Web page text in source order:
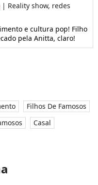
| Reality show, redes
e cultura pop! Filho
pela Anitta, claro!
Filhos De Famosos
Casal